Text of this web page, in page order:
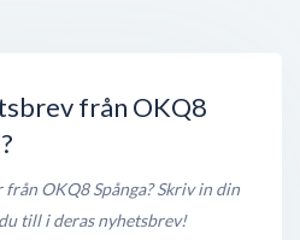
från OKQ8
OKQ8 Spånga? Skriv in din
till i deras nyhetsbrev!